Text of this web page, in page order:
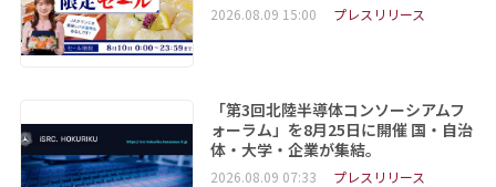
2026.08.09 15:00 プレスリリース
「第3回北陸半導体コンソーシアムフ
ォーラム」を8月25日に開催 国・自治
体・大学・企業が集結。
2026.08.09 07:33 プレスリリース